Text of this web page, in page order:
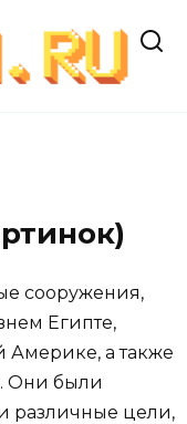
сооружения,
Египте,
а также
Они были
различные цели,